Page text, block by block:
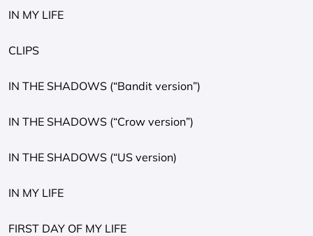
IN MY LIFE
CLIPS
IN THE SHADOWS (“Bandit version”)
IN THE SHADOWS (“Crow version”)
IN THE SHADOWS (“US version)
IN MY LIFE
FIRST DAY OF MY LIFE